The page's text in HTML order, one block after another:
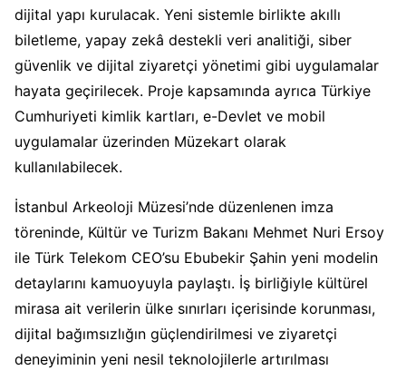
dijital yapı kurulacak. Yeni sistemle birlikte akıllı
biletleme, yapay zekâ destekli veri analitiği, siber
güvenlik ve dijital ziyaretçi yönetimi gibi uygulamalar
hayata geçirilecek. Proje kapsamında ayrıca Türkiye
Cumhuriyeti kimlik kartları, e-Devlet ve mobil
uygulamalar üzerinden Müzekart olarak
kullanılabilecek.
İstanbul Arkeoloji Müzesi’nde düzenlenen imza
töreninde, Kültür ve Turizm Bakanı Mehmet Nuri Ersoy
ile Türk Telekom CEO’su Ebubekir Şahin yeni modelin
detaylarını kamuoyuyla paylaştı. İş birliğiyle kültürel
mirasa ait verilerin ülke sınırları içerisinde korunması,
dijital bağımsızlığın güçlendirilmesi ve ziyaretçi
deneyiminin yeni nesil teknolojilerle artırılması